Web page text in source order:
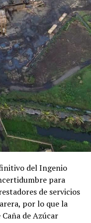
del Ingenio
para
de servicios
por lo que la
de Azúcar